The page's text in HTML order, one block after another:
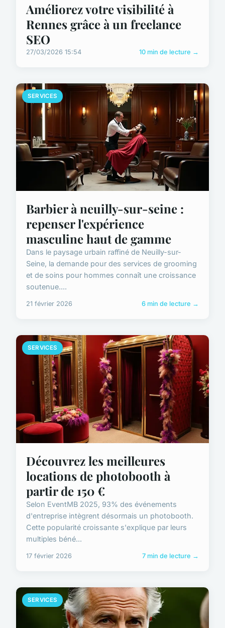
Améliorez votre visibilité à
Rennes grâce à un freelance
SEO
27/03/2026 15:54 10 min de lecture →
SERVICES
Barbier à neuilly-sur-seine :
repenser l'expérience
masculine haut de gamme
Dans le paysage urbain raffiné de Neuilly-sur-
Seine, la demande pour des services de grooming
et de soins pour hommes connaît une croissance
soutenue....
21 février 2026 6 min de lecture →
SERVICES
Découvrez les meilleures
locations de photobooth à
partir de 150 €
Selon EventMB 2025, 93% des événements
d'entreprise intègrent désormais un photobooth.
Cette popularité croissante s'explique par leurs
multiples béné...
17 février 2026 7 min de lecture →
SERVICES